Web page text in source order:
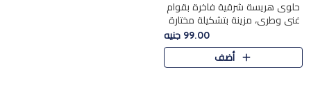
حلوى هريسة شرقية فاخرة بقوام
غني وطري، مزينة بتشكيلة مختارة
من المكسرات الفاخرة التي تضيف
قرمشة مميزة ونكهة غنية في كل
قطعة. تجمع بين المذاق..
99.00 جنيه
أضف